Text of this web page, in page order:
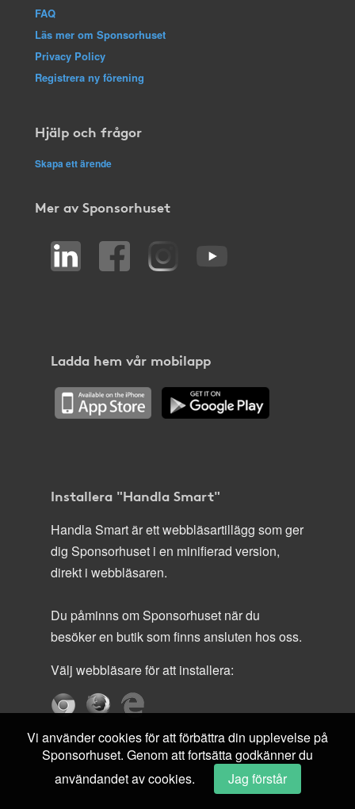
FAQ
Läs mer om Sponsorhuset
Privacy Policy
Registrera ny förening
Hjälp och frågor
Skapa ett ärende
Mer av Sponsorhuset
Ladda hem vår mobilapp
Installera "Handla Smart"
Handla Smart är ett webbläsartillägg som ger
dig Sponsorhuset i en minifierad version,
direkt i webbläsaren.
Du påminns om Sponsorhuset när du
besöker en butik som finns ansluten hos oss.
Välj webbläsare för att installera:
Vi använder cookies för att förbättra din upplevelse på
Sponsorhuset. Genom att fortsätta godkänner du
användandet av cookies.
Jag förstår